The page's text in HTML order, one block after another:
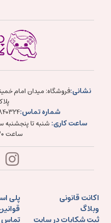
نشانی:فروشگاه: میدان امام
شماره تماس:
ساعت کاری:
ساعت ۱۰:۳۰ تا ۲۰
اکانت قانونی
پلی
وبلاگ
ثبت شکایات در سایت
تماس